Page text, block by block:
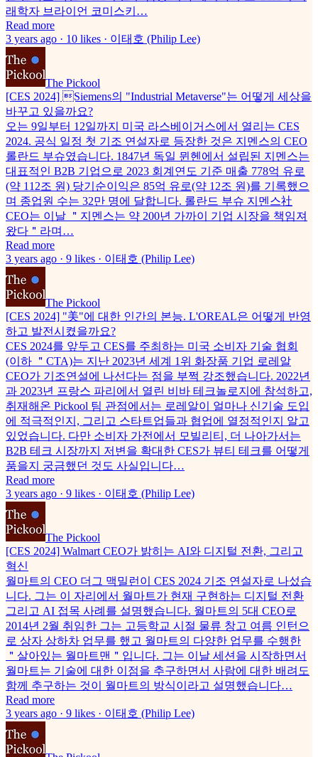
래학자 브라이언 코미스키…
Read more
3 years ago · 10 likes · 이태호 (Philip Lee)
The Pickool
[CES 2024] Siemens의 "Industrial Metaverse"는 어떻게 세상을
바꾸고 있을까요?
오는 9일부터 12일까지 미국 라스베이거스에서 열리는 CES
2024. 공식 일정 첫 기조 연설자로 등장한 것은 지멘스의 CEO
롤란드 부슈였습니다. 1847년 독일 뮌헨에서 설립된 지멘스는
대표적인 B2B 기업으로 2023 회계연도 기준 매출 778억 유로
(약 112조 원) 당기순이익은 85억 유로(약 12조 원)를 기록했으
며 종업원 수는 32만 명에 달합니다. 롤란드 부슈 지멘스社
CEO는 이날 ＂지멘스는 약 200년 가까이 기업 시장을 책임져
왔다＂라며…
Read more
3 years ago · 9 likes · 이태호 (Philip Lee)
The Pickool
[CES 2024] "美"에 대한 인간의 본능. L'OREAL은 어떻게 반영
하고 발전시켰을까요?
CES 2024를 앞두고 CES를 주최하는 미국 소비자 기술 협회
(이하 ＂CTA)는 지난 2023년 세계 1위 화장품 기업 로레알
CEO가 기조연설에 나선다는 점을 부쩍 강조했습니다. 2022년
과 2023년 프랑스 파리에서 열린 비바 테크놀로지에 참석하고,
취재해온 Pickool 팀 관점에서는 로레알이 얼마나 신기술 도입
에 적극적인지, 그리고 스타트업들과 협업에 열정적인지 알고
있었습니다. 다만 소비자 가전에서 모빌리티, 더 나아가서는
B2B 테크 시장까지 저변을 확대한 CES가 뷰티 테크를 어떻게
품을지 궁금했던 것도 사실입니다…
Read more
3 years ago · 9 likes · 이태호 (Philip Lee)
The Pickool
[CES 2024] Walmart CEO가 밝히는 AI와 디지털 전환, 그리고
혁신
월마트의 CEO 더그 맥밀런이 CES 2024 기조 연설자로 나섰습
니다. 그는 이 자리에서 월마트가 현재 구현하는 디지털 전환
그리고 AI 접목 사례를 설명했습니다. 월마트의 5대 CEO로
2014년 2월 취임한 그는 고등학교 시절 물류 창고 여름 인턴으
로 상자 상하차 업무를 했고 월마트의 다양한 업무를 수행한
＂살아있는 월마트맨＂입니다. 그는 이날 세션을 시작하면서
월마트는 기술에 대한 이점을 추구하면서 사람에 대한 배려도
함께 추구하는 것이 월마트의 방식이라고 설명했습니다…
Read more
3 years ago · 9 likes · 이태호 (Philip Lee)